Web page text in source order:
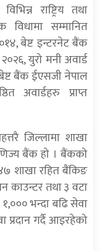
राष्ट्रिय तथा
विधामा सम्मानित
बेष्ट इन्टरनेट बैंक
युरो मनी अवार्ड
बैंक ईएसजी नेपाल
अवार्डहरु प्राप्त
जिल्लामा शाखा
बैंक हो । बैंकको
शाखा रहित बैंकिङ
काउन्टर तथा ३ वटा
भन्दा बढि सेवा
प्रदान गर्दै आइरहेको